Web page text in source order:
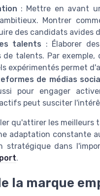
: Mettre en avant
Montrer
des candidats avides
talents : Élaborer
talents. Par exemple,
expérimentés permet
de médias
pour engager
peut susciter
qu'attirer les
adaptation constante
stratégique dans
.
la marque